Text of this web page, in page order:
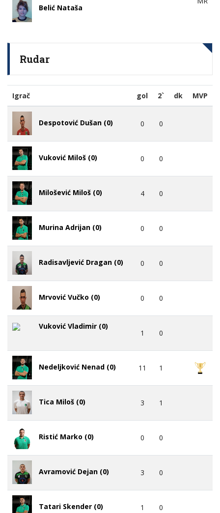
Belić Nataša
Rudar
Igrač gol 2` dk MVP
Despotović Dušan (0) 0 0
Vuković Miloš (0) 0 0
Milošević Miloš (0) 4 0
Murina Adrijan (0) 0 0
Radisavljević Dragan (0) 0 0
Mrvović Vučko (0) 0 0
Vuković Vladimir (0)
1 0
Nedeljković Nenad (0) 11 1
Tica Miloš (0) 3 1
Ristić Marko (0) 0 0
Avramović Dejan (0) 3 0
Tatari Skender (0) 1 0